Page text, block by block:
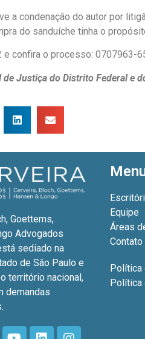
a condenação do autor por
do sanduíche tinha o
e confira o processo: 0707963-
de Justiça do Distrito Federal e
Goettems,
Advogados
sediado na
de São Paulo e
território nacional,
demandas
Equipe
Áreas
Contato
Política
Política